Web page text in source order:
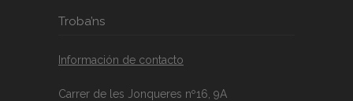
Troba’ns
Información de contacto
Carrer de les Jonqueres nº16, 9A